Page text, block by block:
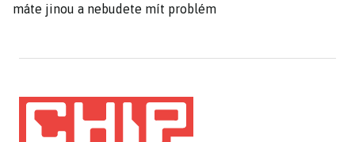
máte jinou a nebudete mít problém